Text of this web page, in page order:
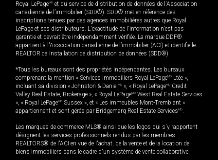
Royal LePageMD et du service de distribution de données de l'Association
canadienne de l’immobilier (SDD®). SDD® met en référence des
inscriptions tenues par des agences immobilières autres que Royal
LePage et ses distributeurs. L'exactitude de l'information n'est pas
garantie et devrait être indépendamment vérifiée. La marque DDF®
appartient à l'Association canadienne de l’immobilier (ACI) et identifie le
REALTOR.ca Installation de distribution de données (SDD®).
*Tous les bureaux sont des propriétés indépendantes. Les bureaux
comprenant la mention « Services immobiliers Royal LePageMD Ltée »,
incluant sa division « Johnston & Daniel MD », « Royal LePageMD Credit
Valley Real Estate, Brokerage », « Royal LePageMD West Real Estate Services
», « Royal LePageMD Sussex », et « Les immeubles Mont-Tremblant »
appartiennent et sont gérés par Bridgemarq Real Estate ServicesMD.
Les marques de commerce MLS® ainsi que les logos qui s'y rapportent
désignent les services professionnels rendus par les membres
REALTORS® de l'ACI en vue de l'achat, de la vente et de la location de
biens immobiliers dans le cadre d'un système de vente collaborative.